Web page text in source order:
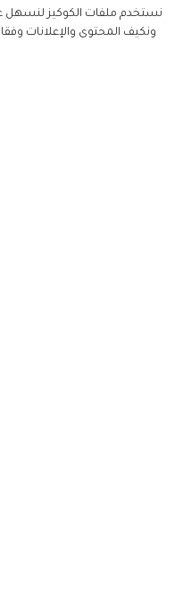
نستخدم ملفات الكوكيز لنسهل
ونكيف المحتوى والإعلانات